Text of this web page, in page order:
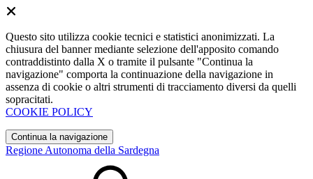
Questo sito utilizza cookie tecnici e statistici anonimizzati. La
chiusura del banner mediante selezione dell'apposito comando
contraddistinto dalla X o tramite il pulsante "Continua la
navigazione" comporta la continuazione della navigazione in
assenza di cookie o altri strumenti di tracciamento diversi da quelli
sopracitati.
COOKIE POLICY
Continua la navigazione
Regione Autonoma della Sardegna